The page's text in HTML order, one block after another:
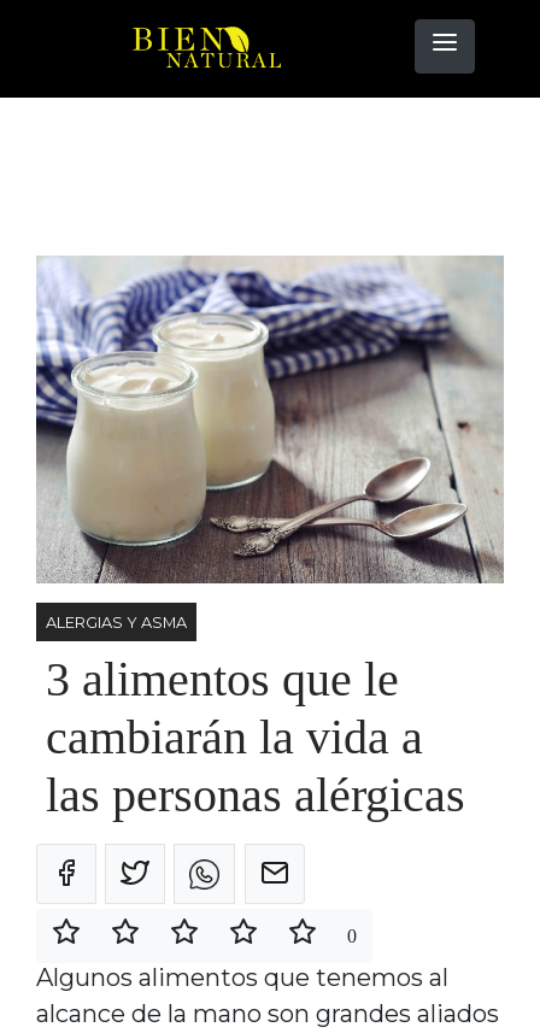
ALERGIAS Y ASMA
3 alimentos que le
cambiarán la vida a
las personas alérgicas
0
Algunos alimentos que tenemos al
alcance de la mano son grandes aliados